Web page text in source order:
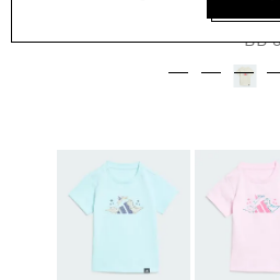
Price reduced
BD
to